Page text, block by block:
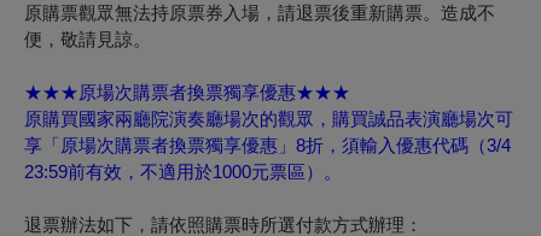
原購票觀眾無法持原票券入場，請退票後重新購票。造成不
便，敬請見諒。
★★★原場次購票者換票獨享優惠★★★
原購買國家兩廳院演奏廳場次的觀眾，購買誠品表演廳場次可
享「原場次購票者換票獨享優惠」8折，須輸入優惠代碼（3/4
23:59前有效，不適用於1000元票區）。
退票辦法如下，請依照購票時所選付款方式辦理：